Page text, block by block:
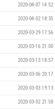
2020-04-07 14:52
2020-04-02 18:35
2020-03-29 17:56
2020-03-16 21:00
2020-03-13 18:57
2020-03-06 20:17
2020-03-03 19:13
2020-03-02 21:50